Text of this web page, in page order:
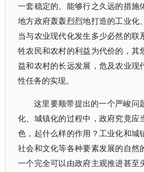
一套稳定的、能够行之久远的措施
地方政府轰轰烈烈地打造的工业化
当与农业现代化发生多少必然的联
牲农民和农村的利益为代价的，其
益和农村的长远发展，危及农业现
性任务的实现。
这里要顺带提出的一个严峻问
化、城镇化的过程中，政府究竟应
色，起什么样的作用？工业化和城
社会和文化等各种要素发展的自然
一个完全可以由政府主观推进甚至